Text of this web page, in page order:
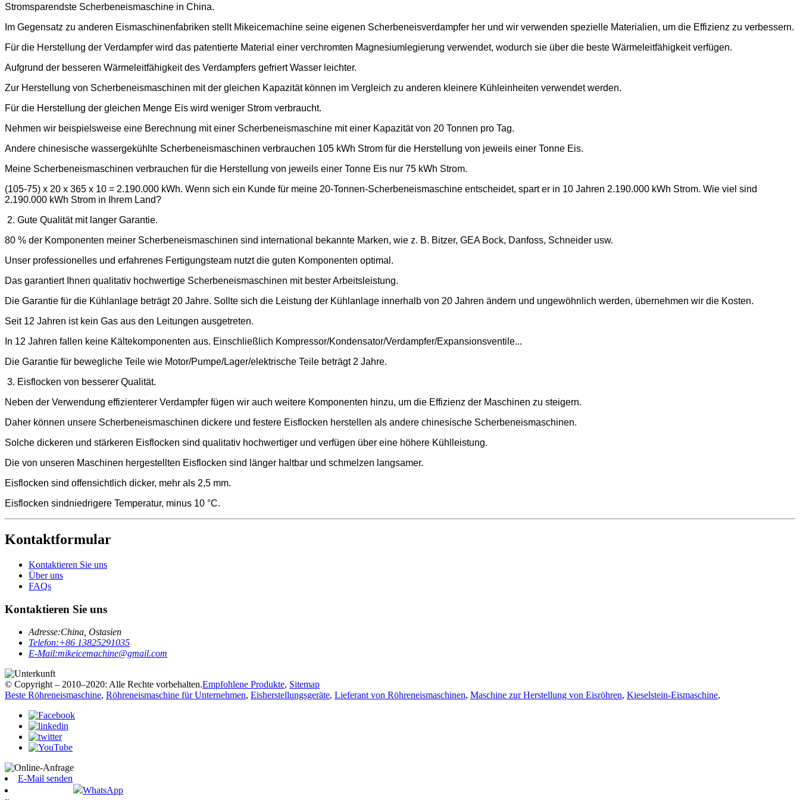
Stromsparendste Scherbeneismaschine in China.
Im Gegensatz zu anderen Eismaschinenfabriken stellt Mikeicemachine seine eigenen Scherbeneisverdampfer her und wir verwenden spezielle Materialien, um die Effizienz zu verbessern.
Für die Herstellung der Verdampfer wird das patentierte Material einer verchromten Magnesiumlegierung verwendet, wodurch sie über die beste Wärmeleitfähigkeit verfügen.
Aufgrund der besseren Wärmeleitfähigkeit des Verdampfers gefriert Wasser leichter.
Zur Herstellung von Scherbeneismaschinen mit der gleichen Kapazität können im Vergleich zu anderen kleinere Kühleinheiten verwendet werden.
Für die Herstellung der gleichen Menge Eis wird weniger Strom verbraucht.
Nehmen wir beispielsweise eine Berechnung mit einer Scherbeneismaschine mit einer Kapazität von 20 Tonnen pro Tag.
Andere chinesische wassergekühlte Scherbeneismaschinen verbrauchen 105 kWh Strom für die Herstellung von jeweils einer Tonne Eis.
Meine Scherbeneismaschinen verbrauchen für die Herstellung von jeweils einer Tonne Eis nur 75 kWh Strom.
(105-75) x 20 x 365 x 10 = 2.190.000 kWh. Wenn sich ein Kunde für meine 20-Tonnen-Scherbeneismaschine entscheidet, spart er in 10 Jahren 2.190.000 kWh Strom. Wie viel sind
2.190.000 kWh Strom in Ihrem Land?
2. Gute Qualität mit langer Garantie.
80 % der Komponenten meiner Scherbeneismaschinen sind international bekannte Marken, wie z. B. Bitzer, GEA Bock, Danfoss, Schneider usw.
Unser professionelles und erfahrenes Fertigungsteam nutzt die guten Komponenten optimal.
Das garantiert Ihnen qualitativ hochwertige Scherbeneismaschinen mit bester Arbeitsleistung.
Die Garantie für die Kühlanlage beträgt 20 Jahre. Sollte sich die Leistung der Kühlanlage innerhalb von 20 Jahren ändern und ungewöhnlich werden, übernehmen wir die Kosten.
Seit 12 Jahren ist kein Gas aus den Leitungen ausgetreten.
In 12 Jahren fallen keine Kältekomponenten aus. Einschließlich Kompressor/Kondensator/Verdampfer/Expansionsventile...
Die Garantie für bewegliche Teile wie Motor/Pumpe/Lager/elektrische Teile beträgt 2 Jahre.
3. Eisflocken von besserer Qualität.
Neben der Verwendung effizienterer Verdampfer fügen wir auch weitere Komponenten hinzu, um die Effizienz der Maschinen zu steigern.
Daher können unsere Scherbeneismaschinen dickere und festere Eisflocken herstellen als andere chinesische Scherbeneismaschinen.
Solche dickeren und stärkeren Eisflocken sind qualitativ hochwertiger und verfügen über eine höhere Kühlleistung.
Die von unseren Maschinen hergestellten Eisflocken sind länger haltbar und schmelzen langsamer.
Eisflocken sind offensichtlich dicker, mehr als 2,5 mm.
Eisflocken sindniedrigere Temperatur, minus 10 °C.
Kontaktformular
Kontaktieren Sie uns
Über uns
FAQs
Kontaktieren Sie uns
Adresse:China, Ostasien
Telefon:+86 13825291035
E-Mail:mikeicemachine@gmail.com
© Copyright – 2010–2020: Alle Rechte vorbehalten.Empfohlene Produkte, Sitemap
Beste Röhreneismaschine, Röhreneismaschine für Unternehmen, Eisherstellungsgeräte, Lieferant von Röhreneismaschinen, Maschine zur Herstellung von Eisröhren, Kieselstein-Eismaschine,
E-Mail senden
WhatsApp